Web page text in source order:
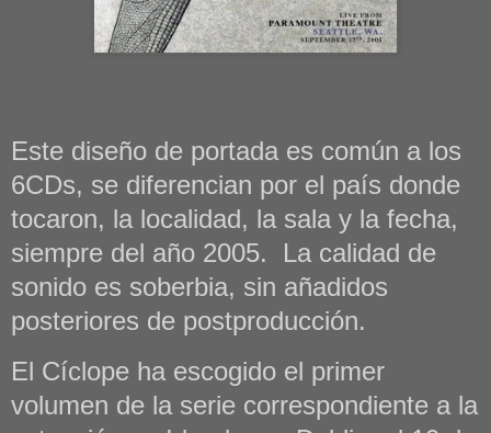
Este diseño de portada es común a los
6CDs, se diferencian por el país donde
tocaron, la localidad, la sala y la fecha,
siempre del año 2005. La calidad de
sonido es soberbia, sin añadidos
posteriores de postproducción.
El Cíclope ha escogido el primer
volumen de la serie correspondiente a la